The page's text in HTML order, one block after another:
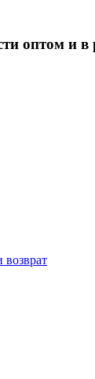
оптом и в
возврат